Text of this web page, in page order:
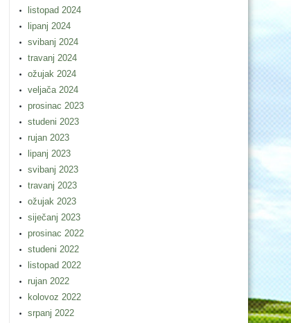
listopad 2024
lipanj 2024
svibanj 2024
travanj 2024
ožujak 2024
veljača 2024
prosinac 2023
studeni 2023
rujan 2023
lipanj 2023
svibanj 2023
travanj 2023
ožujak 2023
siječanj 2023
prosinac 2022
studeni 2022
listopad 2022
rujan 2022
kolovoz 2022
srpanj 2022